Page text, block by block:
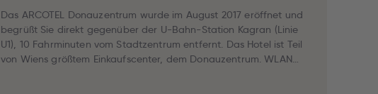
Das ARCOTEL Donauzentrum wurde im August 2017 eröffnet und
begrüßt Sie direkt gegenüber der U-Bahn-Station Kagran (Linie
U1), 10 Fahrminuten vom Stadtzentrum entfernt. Das Hotel ist Teil
von Wiens größtem Einkaufscenter, dem Donauzentrum. WLAN